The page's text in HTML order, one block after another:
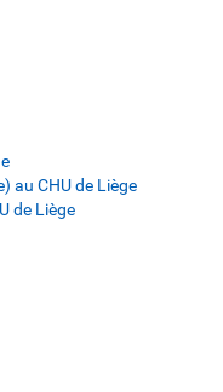
au CHU de Liège
de Liège